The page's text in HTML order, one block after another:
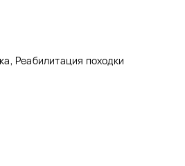
Реабилитация походки